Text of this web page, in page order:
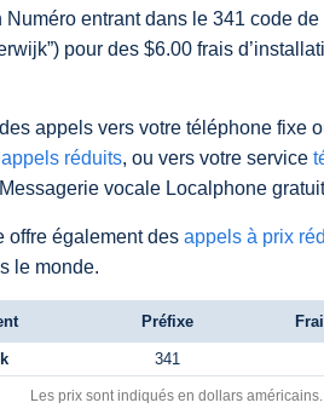
Numéro entrant dans le 341 code
pour des $6.00 frais
appels vers votre téléphone fixe
réduits, ou vers votre service
vocale Localphone
offre également des appels à prix
le monde.
Préfixe
341
Les prix sont indiqués en dollars